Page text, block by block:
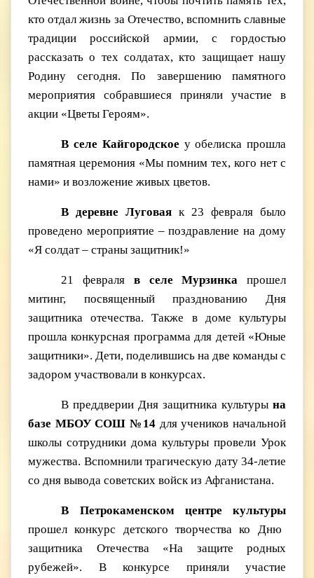
кто отдал жизнь за Отечество, вспомнить славные
традиции российской армии, с гордостью
рассказать о тех солдатах, кто защищает нашу
Родину сегодня. По завершению памятного
мероприятия собравшиеся приняли участие в
акции «Цветы Героям».
В селе Кайгородское у обелиска прошла
памятная церемония «Мы помним тех, кого нет с
нами» и возложение живых цветов.
В деревне Луговая к 23 февраля было
проведено мероприятие – поздравление на дому
«Я солдат – страны защитник!»
21 февраля в селе Мурзинка прошел
митинг, посвященный празднованию Дня
защитника отечества. Также в доме культуры
прошла конкурсная программа для детей «Юные
защитники». Дети, поделившись на две команды с
задором участвовали в конкурсах.
В преддверии Дня защитника культуры на
базе МБОУ СОШ №14для учеников начальной
школы сотрудники дома культуры провели Урок
мужества. Вспомнили трагическую дату 34-летие
со дня вывода советских войск из Афганистана.
В Петрокаменском центре культуры
прошел конкурс детского творчества ко Дню
защитника Отечества «На защите родных
рубежей». В конкурсе приняли участие